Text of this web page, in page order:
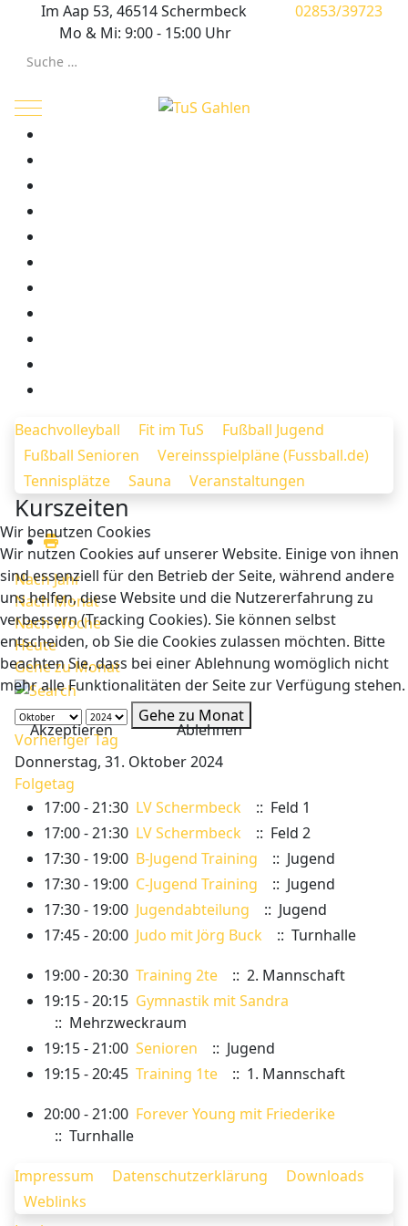
Im Aap 53, 46514 Schermbeck
02853/39723
Mo & Mi: 9:00 - 15:00 Uhr
Suchen
Mobile Menu Toggle
Beachvolleyball Fit im TuS
Fußball Jugend
Fußball Senioren
Vereinsspielpläne (Fussball.de)
Tennisplätze
Sauna Veranstaltungen
Kurszeiten
Nach Jahr
Nach Monat
Nach Woche
Heute
Gehe zu Monat
Gehe zu Monat
Vorheriger Tag
Donnerstag, 31. Oktober 2024
Folgetag
17:00 - 21:30 LV Schermbeck
:: Feld 1
17:00 - 21:30 LV Schermbeck
:: Feld 2
17:30 - 19:00 B-Jugend Training
:: Jugend
17:30 - 19:00 C-Jugend Training
:: Jugend
17:30 - 19:00 Jugendabteilung
:: Jugend
17:45 - 20:00 Judo mit Jörg Buck
:: Turnhalle
19:00 - 20:30Training 2te
:: 2. Mannschaft
19:15 - 20:15 Gymnastik mit Sandra
:: Mehrzweckraum
19:15 - 21:00Senioren
:: Jugend
19:15 - 20:45Training 1te
:: 1. Mannschaft
20:00 - 21:00 Forever Young mit Friederike
:: Turnhalle
Impressum
Datenschutzerklärung
Downloads
Weblinks
Wir benutzen Cookies
Wir nutzen Cookies auf unserer Website. Einige von ihnen
sind essenziell für den Betrieb der Seite, während andere
uns helfen, diese Website und die Nutzererfahrung zu
verbessern (Tracking Cookies). Sie können selbst
entscheiden, ob Sie die Cookies zulassen möchten. Bitte
beachten Sie, dass bei einer Ablehnung womöglich nicht
mehr alle Funktionalitäten der Seite zur Verfügung stehen.
Akzeptieren Ablehnen